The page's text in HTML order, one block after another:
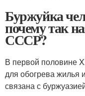
Буржуйка
почему так
СССР?
В первой половине
для обогрева жилья
связана с